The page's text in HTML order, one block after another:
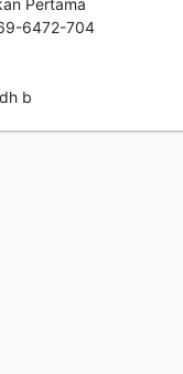
Pertama
6472-704
b